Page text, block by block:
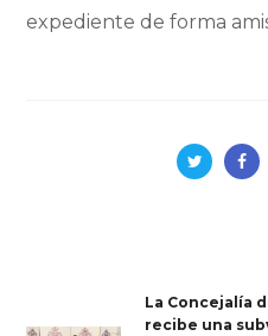
expediente de forma
La Concejalía
recibe una